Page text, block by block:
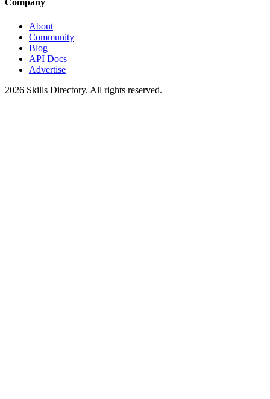
Company
About
Community
Blog
API Docs
Advertise
2026 Skills Directory. All rights reserved.